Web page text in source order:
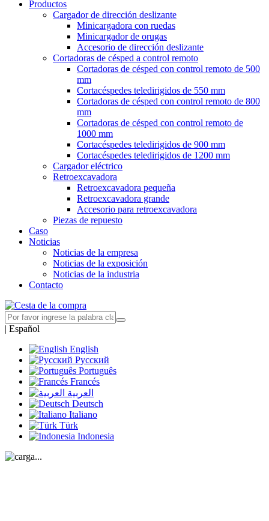
Productos
Cargador de dirección deslizante
Minicargadora con ruedas
Minicargador de orugas
Accesorio de dirección deslizante
Cortadoras de césped a control remoto
Cortadoras de césped con control remoto de 500
mm
Cortacéspedes teledirigidos de 550 mm
Cortadoras de césped con control remoto de 800
mm
Cortadoras de césped con control remoto de
1000 mm
Cortacéspedes teledirigidos de 900 mm
Cortacéspedes teledirigidos de 1200 mm
Cargador eléctrico
Retroexcavadora
Retroexcavadora pequeña
Retroexcavadora grande
Accesorio para retroexcavadora
Piezas de repuesto
Caso
Noticias
Noticias de la empresa
Noticias de la exposición
Noticias de la industria
Contacto
| Español
English
Русский
Português
Francés
العربية
Deutsch
Italiano
Türk
Indonesia